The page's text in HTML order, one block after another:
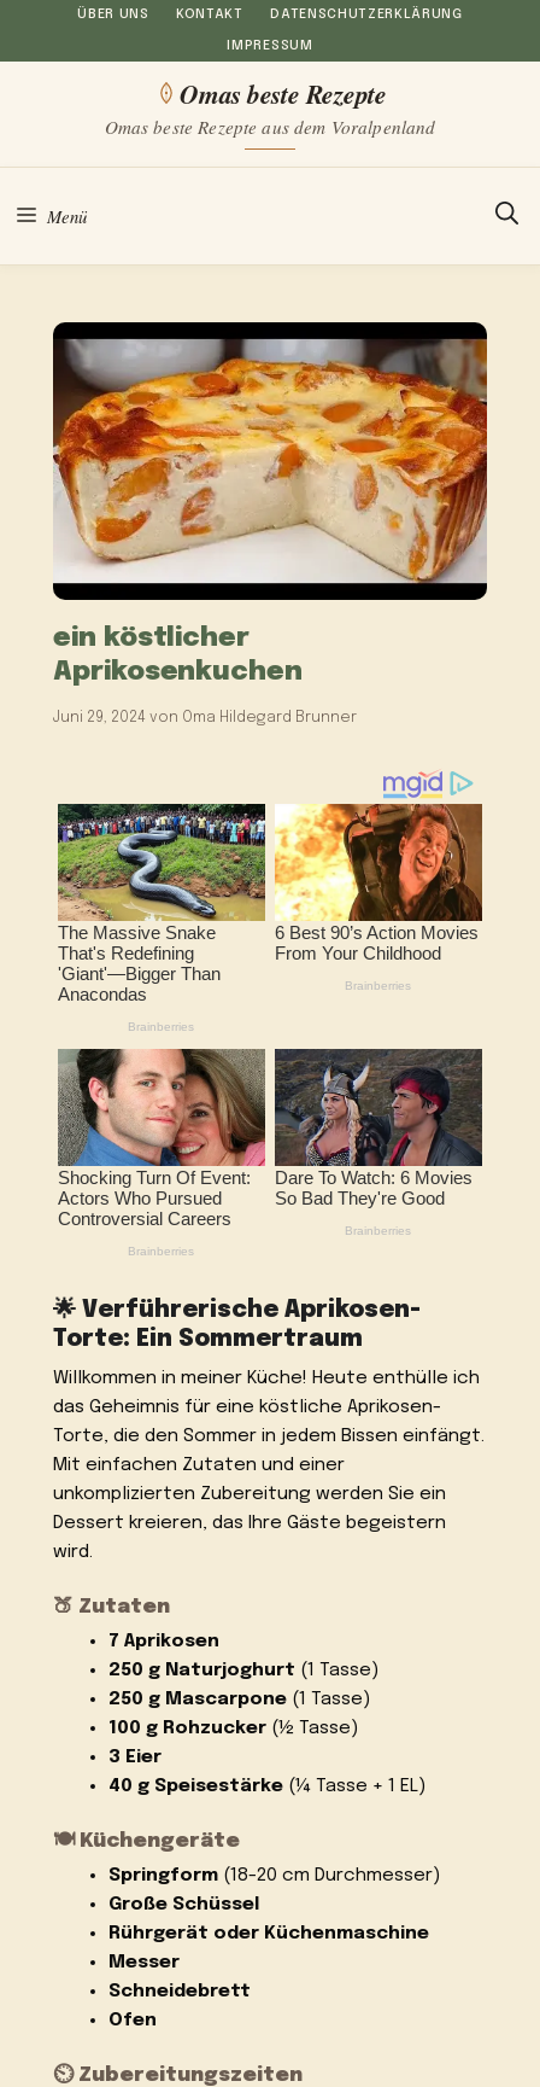
Inhalt
ÜBER UNS KONTAKT DATENSCHUTZERKLÄRUNG
IMPRESSUM
Omas beste Rezepte
Omas beste Rezepte aus dem Voralpenland
Menü
ein köstlicher
Aprikosenkuchen
Juni 29, 2024 von Oma Hildegard Brunner
🌟 Verführerische Aprikosen-
Torte: Ein Sommertraum
Willkommen in meiner Küche! Heute enthülle ich
das Geheimnis für eine köstliche Aprikosen-
Torte, die den Sommer in jedem Bissen einfängt.
Mit einfachen Zutaten und einer
unkomplizierten Zubereitung werden Sie ein
Dessert kreieren, das Ihre Gäste begeistern
wird.
🍑 Zutaten
7 Aprikosen
250 g Naturjoghurt (1 Tasse)
250 g Mascarpone(1 Tasse)
100 g Rohzucker(½ Tasse)
3 Eier
40 g Speisestärke(¼ Tasse + 1 EL)
🍽️ Küchengeräte
Springform(18-20 cm Durchmesser)
Große Schüssel
Rührgerät oder Küchenmaschine
Messer
Schneidebrett
Ofen
⏲️ Zubereitungszeiten